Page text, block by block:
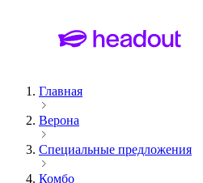
Главная
Верона
Специальные предложения
Комбо